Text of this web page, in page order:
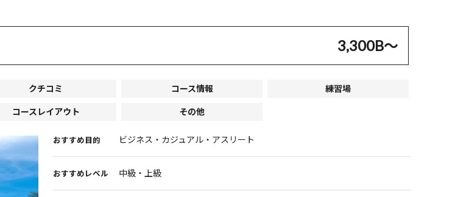
3,300B〜
クチコミ コース情報 練習場
コースレイアウト その他
おすすめ目的 ビジネス・カジュアル・アスリート
おすすめレベル 中級・上級